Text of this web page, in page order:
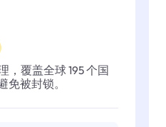
，覆盖全球 195 个国
免被封锁。